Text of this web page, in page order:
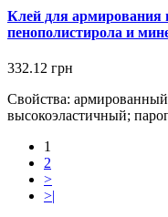
Клей для армирования
пенополистирола и
332.12 грн
Свойства:
высокоэластичный;
1
2
>
>|